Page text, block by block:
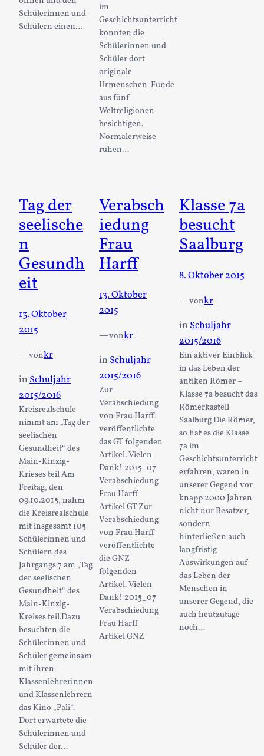
Schülerinnen und
Schülern einen…
im
Geschichtsunterricht
konnten die
Schülerinnen und
Schüler dort
originale
Urmenschen-Funde
aus fünf
Weltreligionen
besichtigen.
Normalerweise
ruhen…
Tag der
seelische
n
Gesundh
eit
13. Oktober
2015
—vonkr
inSchuljahr
2015/2016
Kreisrealschule
nimmt am „Tag der
seelischen
Gesundheit“ des
Main-Kinzig-
Krieses teil Am
Freitag, den
09.10.2015, nahm
die Kreisrealschule
mit insgesamt 105
Schülerinnen und
Schülern des
Jahrgangs 7 am „Tag
der seelischen
Gesundheit“ des
Main-Kinzig-
Kreises teil.Dazu
besuchten die
Schülerinnen und
Schüler gemeinsam
mit ihren
Klassenlehrerinnen
und Klassenlehrern
das Kino „Pali“.
Dort erwartete die
Schülerinnen und
Schüler der…
Verabsch
iedung
Frau
Harff
13. Oktober
2015
—vonkr
inSchuljahr
2015/2016
Zur
Verabschiedung
von Frau Harff
veröffentlichte
das GT folgenden
Artikel. Vielen
Dank! 2015_07
Verabschiedung
Frau Harff
Artikel GT Zur
Verabschiedung
von Frau Harff
veröffentlichte
die GNZ
folgenden
Artikel. Vielen
Dank! 2015_07
Verabschiedung
Frau Harff
Artikel GNZ
Klasse 7a
besucht
Saalburg
8. Oktober 2015
—vonkr
inSchuljahr
2015/2016
Ein aktiver Einblick
in das Leben der
antiken Römer –
Klasse 7a besucht das
Römerkastell
Saalburg Die Römer,
so hat es die Klasse
7a im
Geschichtsunterricht
erfahren, waren in
unserer Gegend vor
knapp 2000 Jahren
nicht nur Besatzer,
sondern
hinterließen auch
langfristig
Auswirkungen auf
das Leben der
Menschen in
unserer Gegend, die
auch heutzutage
noch…